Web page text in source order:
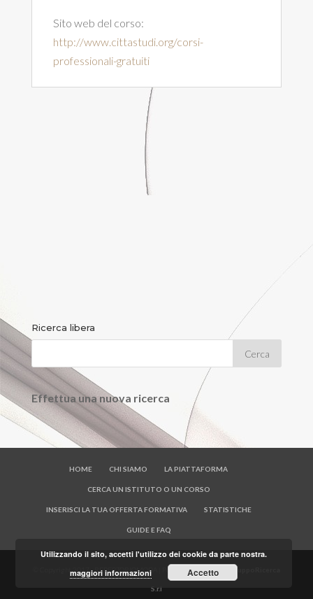
Sito web del corso:
http://www.cittastudi.org/corsi-
professionali-gratuiti
Ricerca libera
Effettua una nuova ricerca
HOME CHI SIAMO LA PIATTAFORMA
CERCA UN ISTITUTO O UN CORSO
INSERISCI LA TUA OFFERTA FORMATIVA STATISTICHE
GUIDE E FAQ
© Copyright 2017 - REPERTORIOMODA | Powered byOfficineSviluppoRicerca
S.r.l
Utilizzando il sito, accetti l'utilizzo dei cookie da parte nostra.
maggiori informazioni
Accetto